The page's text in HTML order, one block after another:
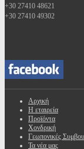
+30 27410 48621
+30 27410 49302
Αρχική
Η εταιρεία
Προϊόντα
Χονδρική
Γεωπονικές
Τα νέα μας